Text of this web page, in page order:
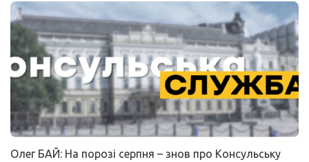
Олег БАЙ: На порозі серпня – знов про Консульську